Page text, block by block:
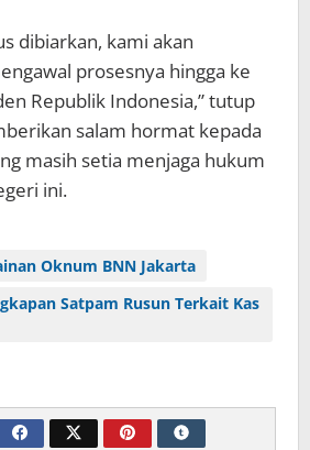
dibiarkan, kami akan
prosesnya hingga ke
Republik Indonesia,” tutup
salam hormat kepada
masih setia menjaga hukum
ini.
Oknum BNN Jakarta
Satpam Rusun Terkait Kas